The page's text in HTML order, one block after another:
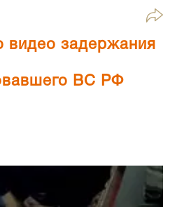
видео задержания
ВС РФ